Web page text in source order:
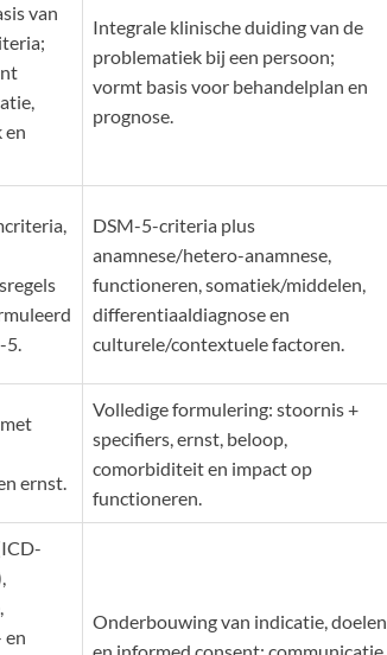
van
en
Integrale klinische duiding van de
problematiek bij een persoon;
vormt basis voor behandelplan en
prognose.
5.
DSM-5-criteria plus
anamnese/hetero-anamnese,
functioneren, somatiek/middelen,
differentiaaldiagnose en
culturele/contextuele factoren.
ernst.
Volledige formulering: stoornis +
specifiers, ernst, beloop,
comorbiditeit en impact op
functioneren.
en
Onderbouwing van indicatie, doelen